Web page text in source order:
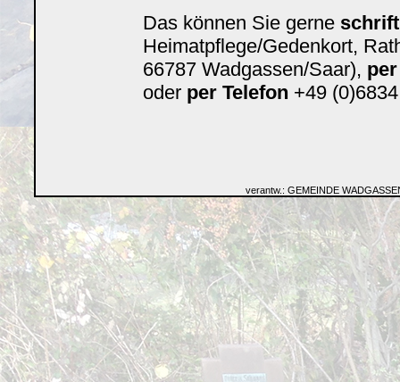
Das können Sie gerne
Heimatpflege/Gedenkort,
66787 Wadgassen/Saar),
oder per Telefon +49
verantw.: GEMEINDE